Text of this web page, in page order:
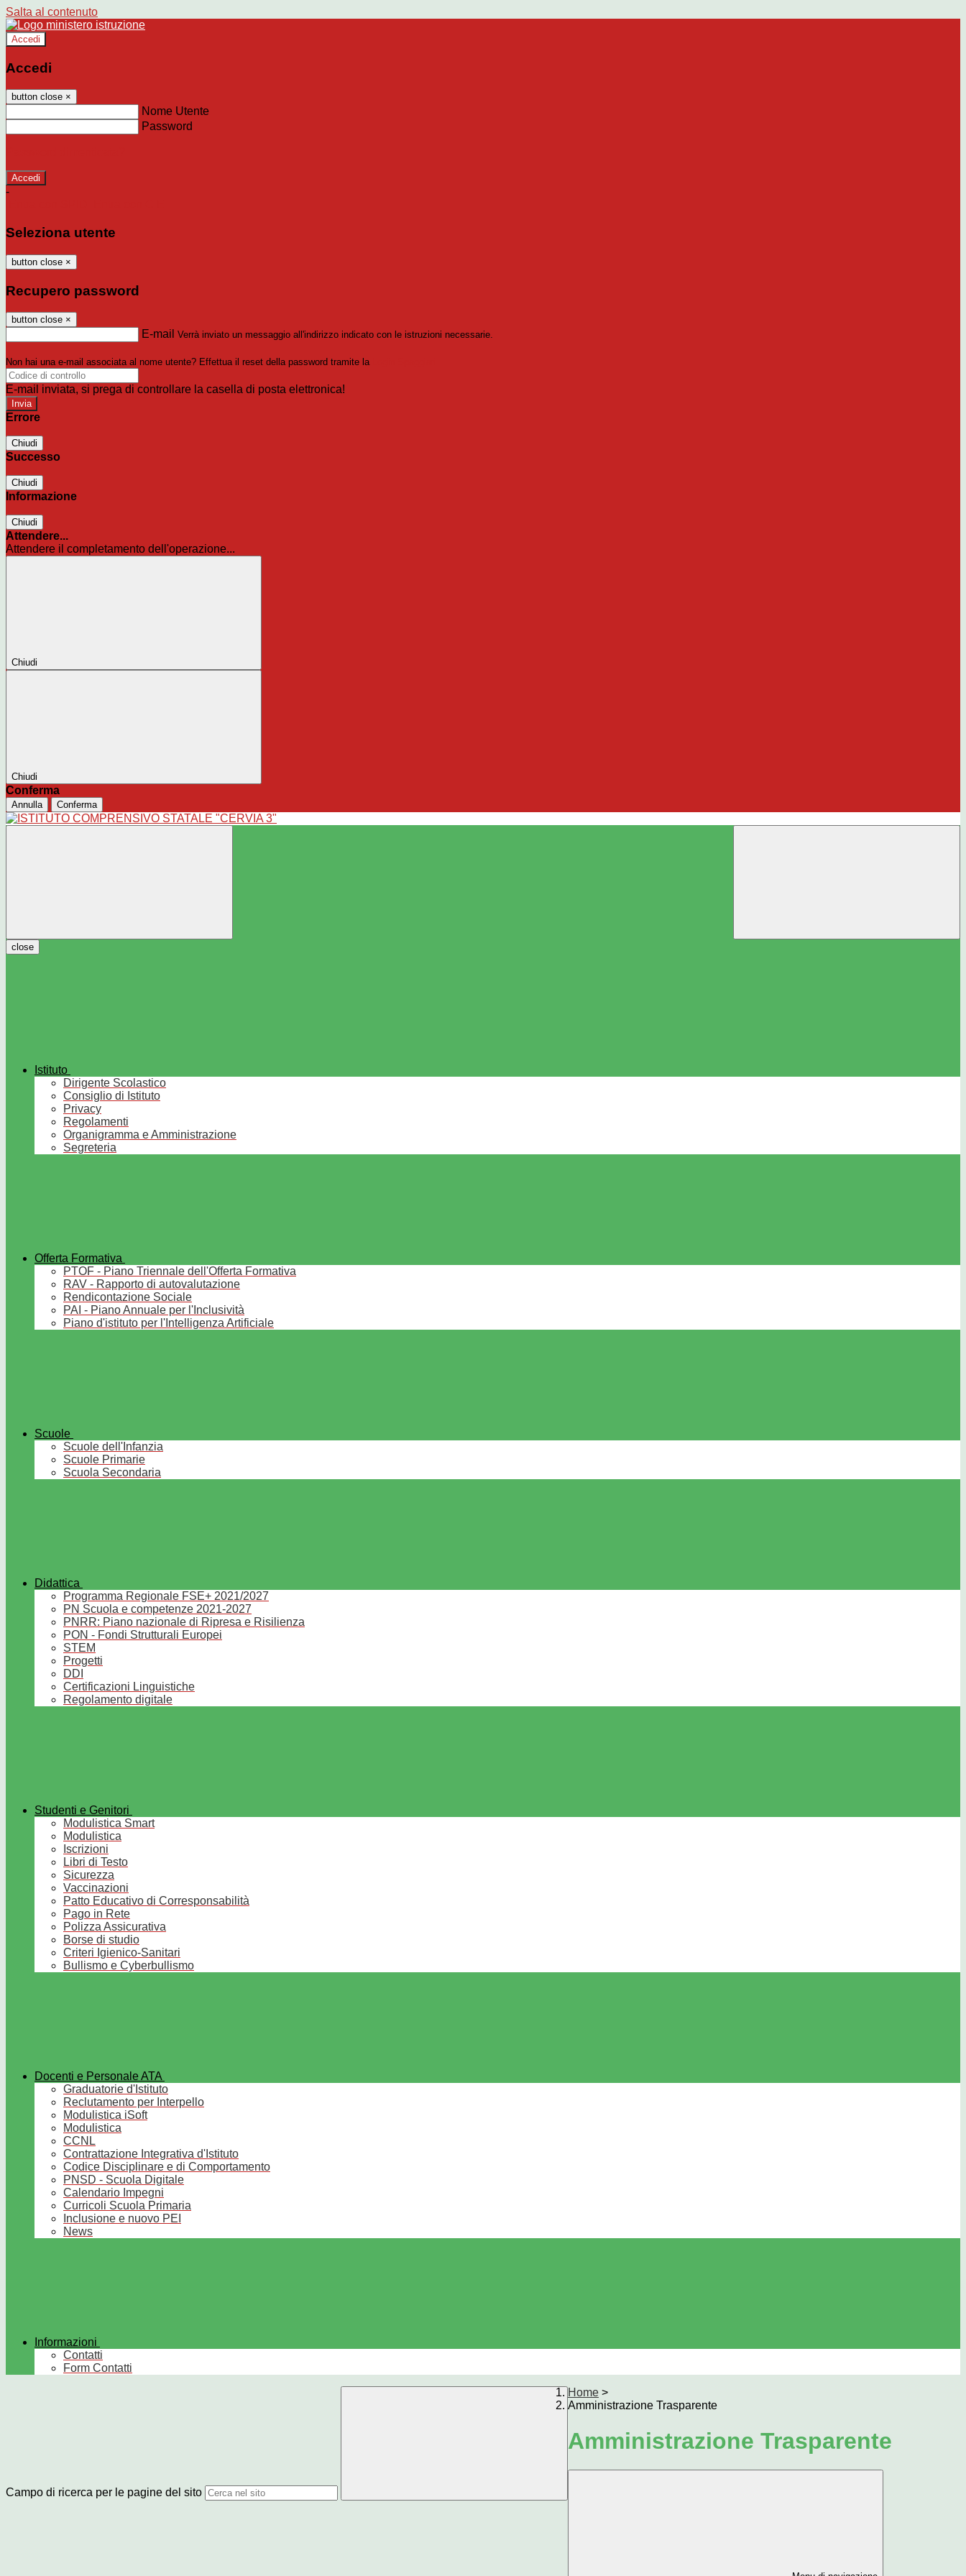
Salta al contenuto
Accedi
Accedi
button close ×
Nome Utente
Password
-
Seleziona utente
button close ×
Recupero password
button close ×
E-mail Verrà inviato un messaggio all'indirizzo indicato con le istruzioni necessarie.
Non hai una e-mail associata al nome utente? Effettua il reset della password tramite la
E-mail inviata, si prega di controllare la casella di posta elettronica!
Errore
Chiudi
Successo
Chiudi
Informazione
Chiudi
Attendere...
Attendere il completamento dell'operazione...
Chiudi
Chiudi
Conferma
Annulla Conferma
close
Istituto
Dirigente Scolastico
Consiglio di Istituto
Privacy
Regolamenti
Organigramma e Amministrazione
Segreteria
Offerta Formativa
PTOF - Piano Triennale dell'Offerta Formativa
RAV - Rapporto di autovalutazione
Rendicontazione Sociale
PAI - Piano Annuale per l'Inclusività
Piano d'istituto per l'Intelligenza Artificiale
Scuole
Scuole dell'Infanzia
Scuole Primarie
Scuola Secondaria
Didattica
Programma Regionale FSE+ 2021/2027
PN Scuola e competenze 2021-2027
PNRR: Piano nazionale di Ripresa e Risilienza
PON - Fondi Strutturali Europei
STEM
Progetti
DDI
Certificazioni Linguistiche
Regolamento digitale
Studenti e Genitori
Modulistica Smart
Modulistica
Iscrizioni
Libri di Testo
Sicurezza
Vaccinazioni
Patto Educativo di Corresponsabilità
Pago in Rete
Polizza Assicurativa
Borse di studio
Criteri Igienico-Sanitari
Bullismo e Cyberbullismo
Docenti e Personale ATA
Graduatorie d'Istituto
Reclutamento per Interpello
Modulistica iSoft
Modulistica
CCNL
Contrattazione Integrativa d'Istituto
Codice Disciplinare e di Comportamento
PNSD - Scuola Digitale
Calendario Impegni
Curricoli Scuola Primaria
Inclusione e nuovo PEI
News
Informazioni
Contatti
Form Contatti
Campo di ricerca per le pagine del sito
Home >
Amministrazione Trasparente
Amministrazione Trasparente